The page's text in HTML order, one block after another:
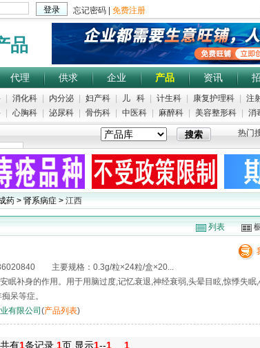
品
代理 供求 企业 产品 资讯
消化科 内分泌 妇产科 儿 科 计生科 康复护理科 注
心胸科 泌尿科 骨伤科 中医科 麻醉科 美容整形科 消
热门
药 > 肾系病症 > 江西
列表
主要规格：0.3g/粒×24粒/盒×20...
眠补身的作用。用于用脑过度,记忆衰退,神经衰弱,头晕目眩,惊悸失眠
呆等症。
有限公司 (产品列表)
共有1条记录,1页,显示1--1 1